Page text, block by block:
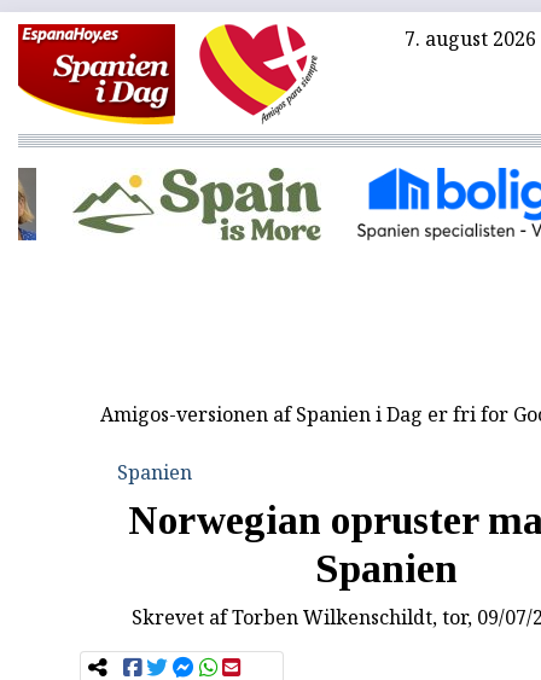
7. august 2026
Amigos-versionen af Spanien i Dag er fri for
Spanien
Norwegian opruster
Spanien
Skrevet afTorben Wilkenschildt, tor, 09/07/